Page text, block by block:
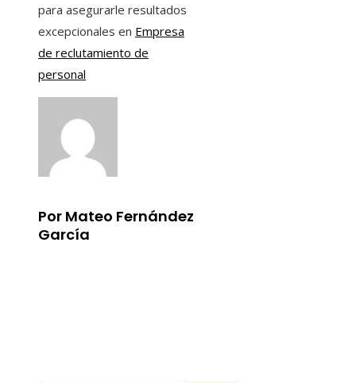
para asegurarle resultados
excepcionales en Empresa
de reclutamiento de
personal
Por Mateo Fernández
García